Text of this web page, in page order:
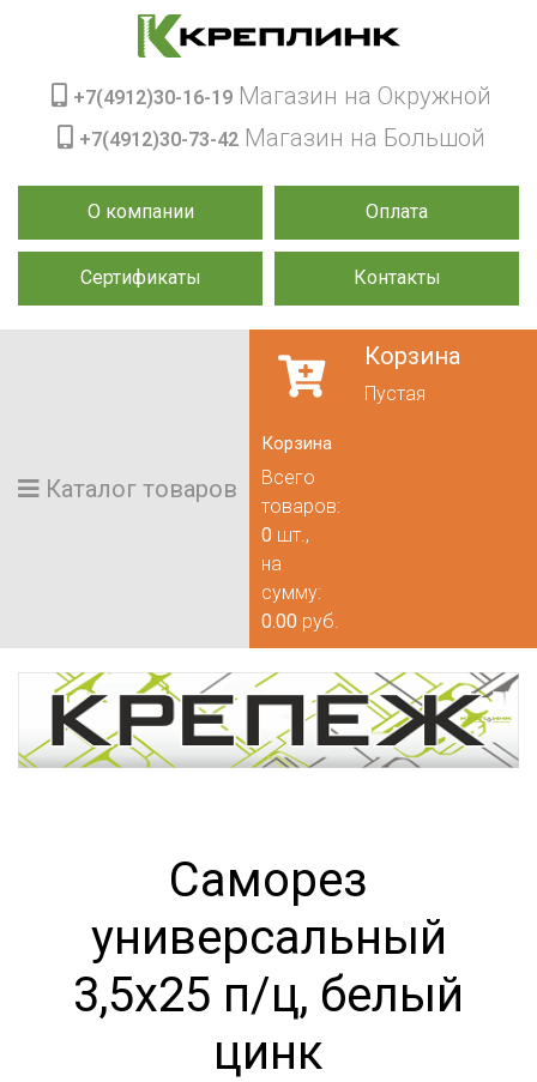
О компании Оплата
Сертификаты Контакты
+7(4912)30-16-19 Магазин на Окружной
+7(4912)30-73-42 Магазин на Большой
Каталог товаров
Корзина
Пустая
Корзина
Всего
товаров:
0 шт.,
на
сумму:
0.00 руб.
Саморез
универсальный
3,5х25 п/ц, белый
цинк